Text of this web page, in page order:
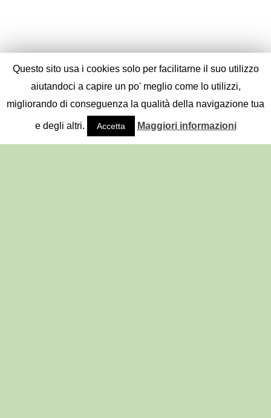
Questo sito usa i cookies solo per facilitarne il suo utilizzo
aiutandoci a capire un po' meglio come lo utilizzi,
migliorando di conseguenza la qualità della navigazione tua
e degli altri. Accetta Maggiori informazioni